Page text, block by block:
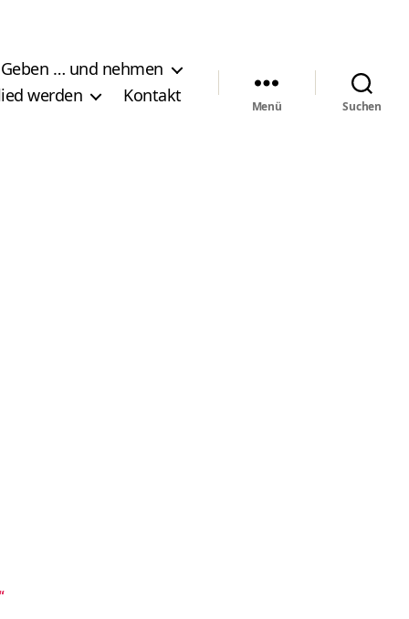
Geben … und nehmen
werden
Kontakt
Menü Suchen